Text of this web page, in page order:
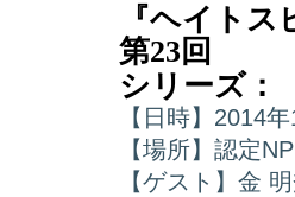
『ヘイト
第23 回
シリーズ：
【日時】2014
【場所】認定
【ゲスト】金